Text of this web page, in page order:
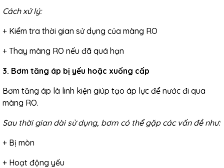
Cách xử lý:
+ Kiểm tra thời gian sử dụng của màng RO
+ Thay màng RO nếu đã quá hạn
3. Bơm tăng áp bị yếu hoặc xuống cấp
Bơm tăng áp là linh kiện giúp tạo áp lực để nước đi qua
màng RO.
Sau thời gian dài sử dụng, bơm có thể gặp các vấn đề như:
+ Bị mòn
+ Hoạt động yếu